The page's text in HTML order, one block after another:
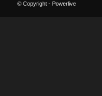
© Copyright - Powerlive